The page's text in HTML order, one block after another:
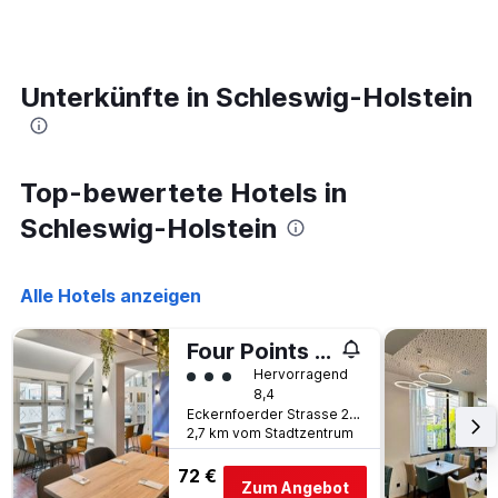
anzeigt.
näher
das
Aufenthaltsdatum
Diagramm
hat
1
die
Anzahl
der
Tage
vor
dem
Aufenthalt
anzeigt
Das
Unterkünfte in Schleswig-Holstein
Top-bewertete Hotels in
Schleswig-Holstein
Alle Hotels anzeigen
Four Points Flex by Sheraton Kiel
Bewertungskategorie 3
Hervorragend
8,4
Eckernfoerder Strasse 213-215, Kiel, Schleswig-Holstein, Deutschland
2,7 km vom Stadtzentrum
72 €
Zum Angebot